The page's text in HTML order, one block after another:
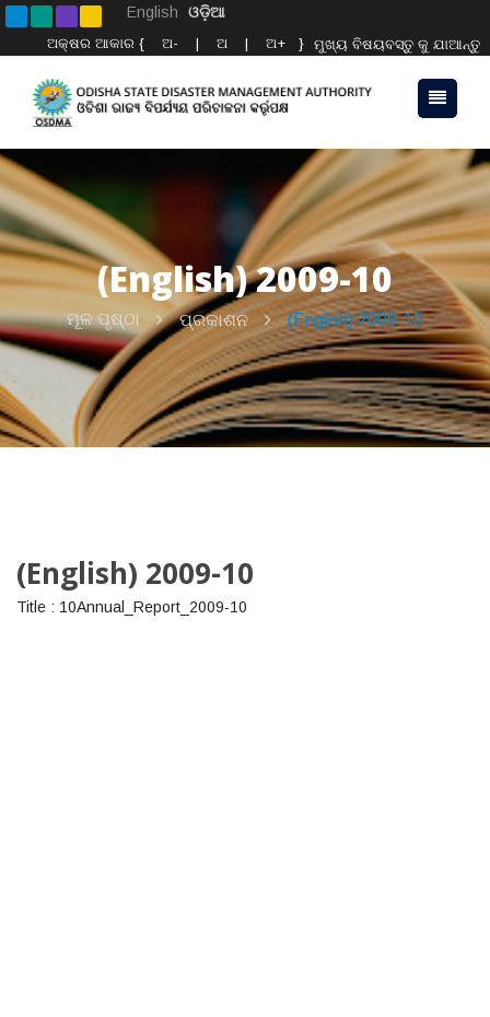
English ଓଡ଼ିଆ
ମୁଖ୍ୟ ବିଷୟବସ୍ତୁ କୁ ଯାଆନ୍ତୁ
ଅକ୍ଷର ଆକାର { ଅ- | ଅ | ଅ+ }
(English) 2009-10
ମୂଳ ପୃଷ୍ଠା ପ୍ରକାଶନ (English) 2009-10
(English) 2009-10
Title : 10Annual_Report_2009-10